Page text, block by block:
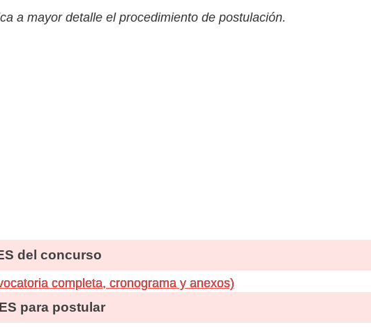
a mayor detalle el procedimiento de postulación.
del concurso
completa, cronograma y anexos)
para postular